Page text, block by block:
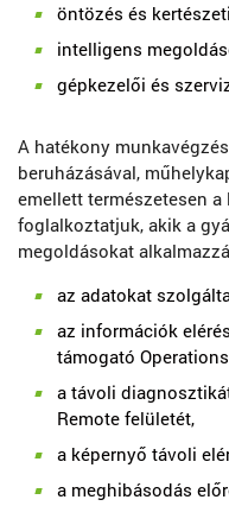
öntözés és
intelligens
gépkezelői és
A hatékony
beruházásával,
emellett természetesen
foglalkoztatjuk, akik a
megoldásokat
az adatokat
az információk
támogató
a távoli
Remote felületét,
a képernyő távoli
a meghibásodás